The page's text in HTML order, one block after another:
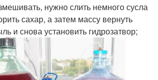
нужно слить немного сусла
сахар, а затем массу вернуть
и снова установить гидрозатвор;